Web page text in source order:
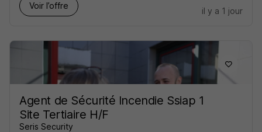
Voir l’offre
il y a 1 jour
Agent de Sécurité Incendie Ssiap 1
Site Tertiaire H/F
Seris Security